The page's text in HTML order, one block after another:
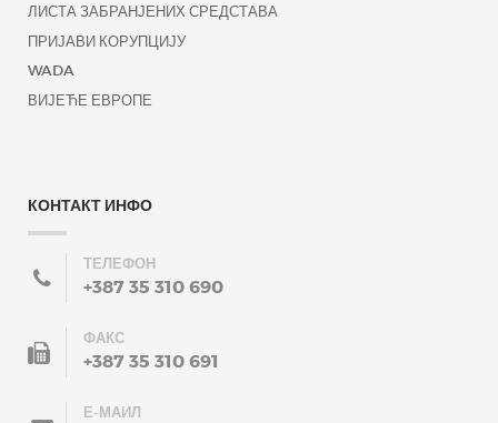
ЛИСТА ЗАБРАНЈЕНИХ СРЕДСТАВА
ПРИЈАВИ КОРУПЦИЈУ
WADA
ВИЈЕЋЕ ЕВРОПЕ
КОНТАКТ ИНФО
ТЕЛЕФОН
+387 35 310 690
ФАКС
+387 35 310 691
Е-МАИЛ